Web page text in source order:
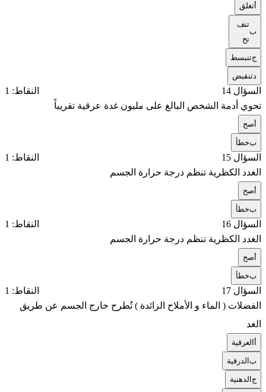
تغلق
ب
تنف
تح
جتنبسط
تنقبض
السؤال 14
النقاط: 1
تحوي أدمة الشخص البالغ على مليون غدة عرقية تقريباً
صح
بخطأ
السؤال 15
النقاط: 1
الغدد الكظرية تنظم درجة حرارة الجسم
صح
بخطأ
السؤال 16
النقاط: 1
الغدد الكظرية تنظم درجة حرارة الجسم
صح
بخطأ
السؤال 17
النقاط: 1
الفضلات ( الماء و الأملاح الزائدة ) تُطرح خارج الجسم عن طريق
الغد
العرقية
بالدرقية
جالدهنية